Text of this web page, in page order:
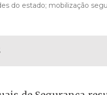
do estado; mobilização